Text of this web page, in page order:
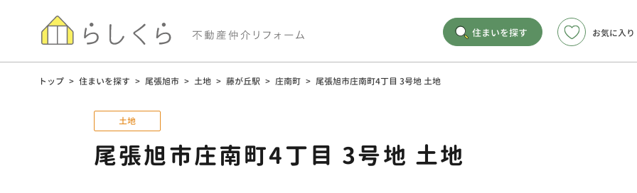
住まいを探す お気に入り
トップ > 住まいを探す > 尾張旭市 > 土地 > 藤が丘駅 > 庄南町 > 尾張旭市庄南町4丁目 3号地 土地
土地
尾張旭市庄南町4丁目 3号地 土地